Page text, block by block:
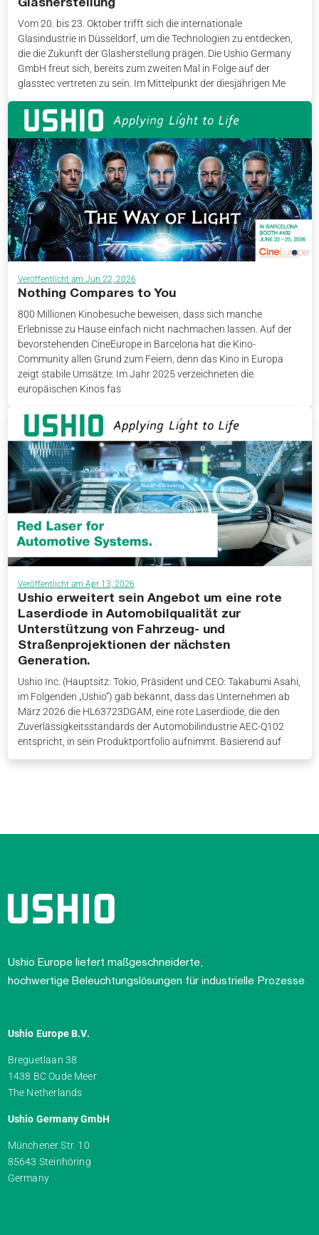
Glasherstellung
Vom 20. bis 23. Oktober trifft sich die internationale
Glasindustrie in Düsseldorf, um die Technologien zu entdecken,
die die Zukunft der Glasherstellung prägen. Die Ushio Germany
GmbH freut sich, bereits zum zweiten Mal in Folge auf der
glasstec vertreten zu sein. Im Mittelpunkt der diesjährigen Me
Veröffentlicht am Jun 22, 2026
Nothing Compares to You
800 Millionen Kinobesuche beweisen, dass sich manche
Erlebnisse zu Hause einfach nicht nachmachen lassen. Auf der
bevorstehenden CineEurope in Barcelona hat die Kino-
Community allen Grund zum Feiern, denn das Kino in Europa
zeigt stabile Umsätze: Im Jahr 2025 verzeichneten die
europäischen Kinos fas
Veröffentlicht am Apr 13, 2026
Ushio erweitert sein Angebot um eine rote
Laserdiode in Automobilqualität zur
Unterstützung von Fahrzeug- und
Straßenprojektionen der nächsten
Generation.
Ushio Inc. (Hauptsitz: Tokio, Präsident und CEO: Takabumi Asahi,
im Folgenden „Ushio“) gab bekannt, dass das Unternehmen ab
März 2026 die HL63723DGAM, eine rote Laserdiode, die den
Zuverlässigkeitsstandards der Automobilindustrie AEC-Q102
entspricht, in sein Produktportfolio aufnimmt. Basierend auf
Ushio Europe liefert maßgeschneiderte,
hochwertige Beleuchtungslösungen für industrielle Prozesse
Ushio Europe B.V.
Breguetlaan 38
1438 BC Oude Meer
The Netherlands
Ushio Germany GmbH
Münchener Str. 10
85643 Steinhöring
Germany